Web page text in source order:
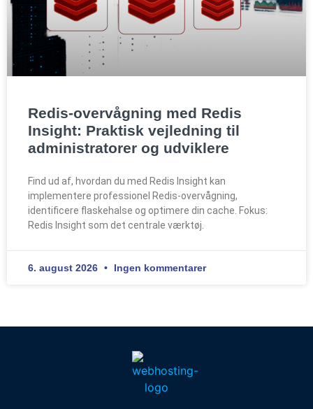
Redis-overvågning med Redis
Insight: Praktisk vejledning til
administratorer og udviklere
Find ud af, hvordan du med Redis Insight kan
implementere professionel Redis-overvågning,
identificere flaskehalse og optimere din cache. Fokus:
Redis Insight som det centrale værktøj.
6. august 2026 Ingen kommentarer